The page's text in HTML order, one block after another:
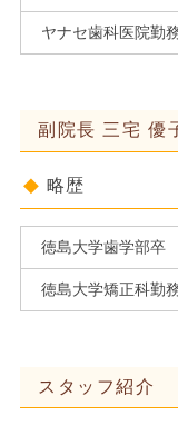
ヤナセ歯科医院勤
副院長 三宅 優
略歴
徳島大学歯学部卒
徳島大学矯正科勤
スタッフ紹介